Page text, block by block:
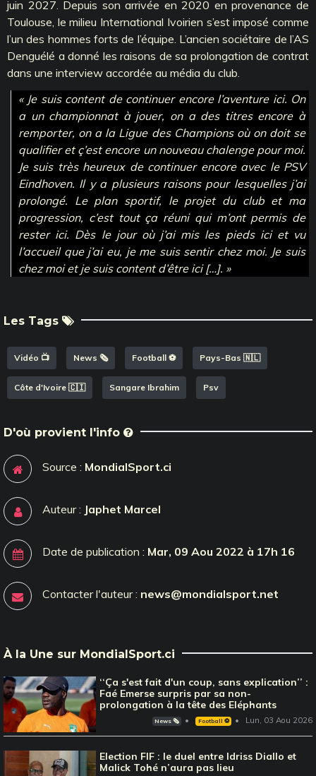
juin 2027. Depuis son arrivée en 2020 en provenance de
Toulouse, le milieu International Ivoirien s’est imposé comme
l’un des hommes forts de l’équipe. L’ancien sociétaire de l’AS
Denguélé a donné les raisons de sa prolongation de contrat
dans une interview accordée au média du club.
« Je suis content de continuer encore l’aventure ici. On
a un championnat à jouer, on a des titres encore à
remporter, on a la Ligue des Champions où on doit se
qualifier et ç’est encore un nouveau chalenge pour moi.
Je suis très heureux de continuer encore avec le PSV
Eindhoven. Il y a plusieurs raisons pour lesquelles j’ai
prolongé. Le plan sportif, le projet du club et ma
progression, c’est tout ça réuni qui m’ont permis de
rester ici. Dès le jour où j’ai mis les pieds ici et vu
l’accueil que j’ai eu, je me suis sentir chez moi. Je suis
chez moi et je suis content d’être ici […]. »
Les Tags
Vidéo 📺 News 🗞️ Football ⚽️ Pays-Bas 🇳🇱
Côte d'Ivoire 🇨🇮 Sangare Ibrahim Psv
D'où provient l'info
Source : MondialSport.ci
Auteur : Japhet Marcel
Date de publication : Mar, 09 Aou 2022 à 17h 16
Contacter l'auteur : news@mondialsport.net
À la Une sur MondialSport.ci
‘‘Ça s'est fait d'un coup, sans explication’’ :
Faé Emerse surpris par sa non-
prolongation à la tête des Eléphants
News 🗞️ Football ⚽️ Lun, 03 Aou 2026
Election FIF : le duel entre Idriss Diallo et
Malick Tohé n’aura pas lieu